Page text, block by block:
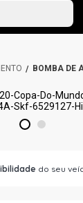
BOMBA DE
1 2
do seu